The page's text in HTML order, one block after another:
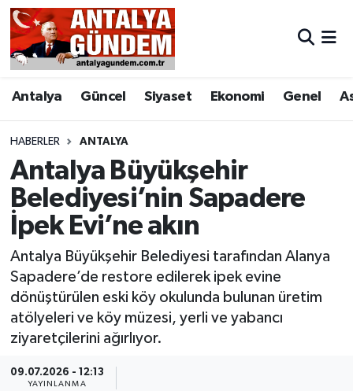
Antalya Güncel Siyaset Ekonomi Genel
HABERLER ANTALYA
Antalya Büyükşehir
Belediyesi’nin Sapadere
İpek Evi’ne akın
Antalya Büyükşehir Belediyesi tarafından Alanya
Sapadere’de restore edilerek ipek evine
dönüştürülen eski köy okulunda bulunan üretim
atölyeleri ve köy müzesi, yerli ve yabancı
ziyaretçilerini ağırlıyor.
09.07.2026 - 12:13
YAYINLANMA
Antalya
Asayiş
Bilim & Teknoloji
Bölge
EĞİTİM
Ekonomi
Genel
Görüntülü Haber
Güncel
Antalya Nöbetçi Eczaneler
Antalya Hava Durumu
Antalya Namaz Vakitleri
Antalya Trafik Yoğunluk Haritası
Süper Lig Puan Durumu ve Fikstür
Tüm Manşetler
Son Dakika Haberleri
Haber Arşivi